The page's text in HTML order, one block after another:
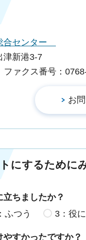
合センター
津新港3-7
ファクス番号：
にするために
ちましたか？
ふつう 3：役
すかったですか？